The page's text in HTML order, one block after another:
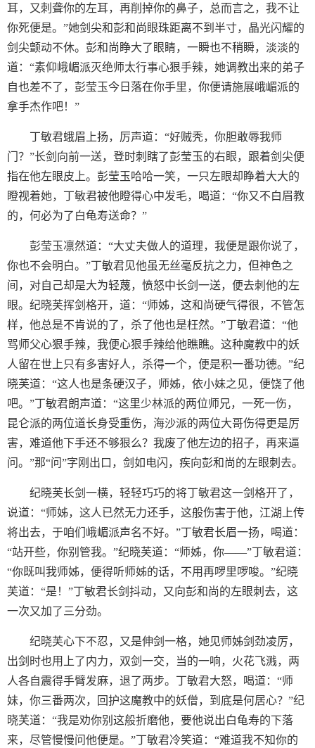
耳，又刺聋你的左耳，再削掉你的鼻子，总而言之，我不让
你死便是。”她剑尖和彭和尚眼珠距离不到半寸，晶光闪耀的
剑尖颤动不休。彭和尚睁大了眼睛，一瞬也不稍瞬，淡淡的
道：“素仰峨嵋派灭绝师太行事心狠手辣，她调教出来的弟子
自也差不了，彭莹玉今日落在你手里，你便请施展峨嵋派的
拿手杰作吧！”
丁敏君蛾眉上扬，厉声道：“好贼秃，你胆敢辱我师
门？”长剑向前一送，登时刺瞎了彭莹玉的右眼，跟着剑尖便
指在他左眼皮上。彭莹玉哈哈一笑，一只左眼却睁着大大的
瞪视着她，丁敏君被他瞪得心中发毛，喝道：“你又不白眉教
的，何必为了白龟寿送命？”
彭莹玉凛然道：“大丈夫做人的道理，我便是跟你说了，
你也不会明白。”丁敏君见他虽无丝毫反抗之力，但神色之
间，对自己却是大为轻蔑，愤怒中长剑一送，便去刺他的左
眼。纪晓芙挥剑格开，道：“师姊，这和尚硬气得很，不管怎
样，他总是不肯说的了，杀了他也是枉然。”丁敏君道：“他
骂师父心狠手辣，我便心狠手辣给他瞧瞧。这种魔教中的妖
人留在世上只有多害好人，杀得一个，便是积一番功德。”纪
晓芙道：“这人也是条硬汉子，师姊，依小妹之见，便饶了他
吧。”丁敏君朗声道：“这里少林派的两位师兄，一死一伤，
昆仑派的两位道长身受重伤，海沙派的两位大哥伤得更是厉
害，难道他下手还不够狠么？我废了他左边的招子，再来逼
问。”那“问”字刚出口，剑如电闪，疾向彭和尚的左眼刺去。
纪晓芙长剑一横，轻轻巧巧的将丁敏君这一剑格开了，
说道：“师姊，这人已然无力还手，这般伤害于他，江湖上传
将出去，于咱们峨嵋派声名不好。”丁敏君长眉一扬，喝道：
“站开些，你别管我。”纪晓芙道：“师姊，你——”丁敏君道：
“你既叫我师姊，便得听师姊的话，不用再啰里啰唆。”纪晓
芙道：“是！”丁敏君长剑抖动，又向彭和尚的左眼刺去，这
一次又加了三分劲。
纪晓芙心下不忍，又是伸剑一格，她见师姊剑劲凌厉，
出剑时也用上了内力，双剑一交，当的一响，火花飞溅，两
人各自震得手臂发麻，退了两步。丁敏君大怒，喝道：“师
妹，你三番两次，回护这魔教中的妖僧，到底是何居心？”纪
晓芙道：“我是劝你别这般折磨他，要他说出白龟寿的下落
来，尽管慢慢问他便是。”丁敏君冷笑道：“难道我不知你的